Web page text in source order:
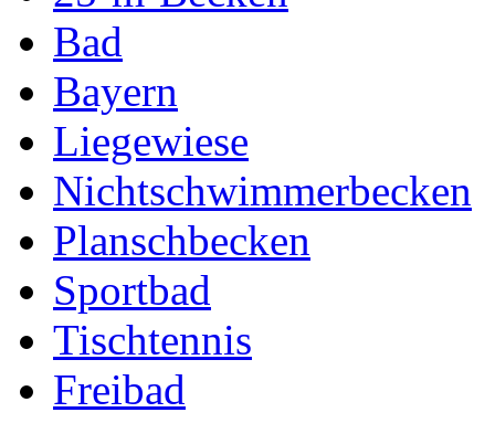
Bad
Bayern
Liegewiese
Nichtschwimmerbecken
Planschbecken
Sportbad
Tischtennis
Freibad